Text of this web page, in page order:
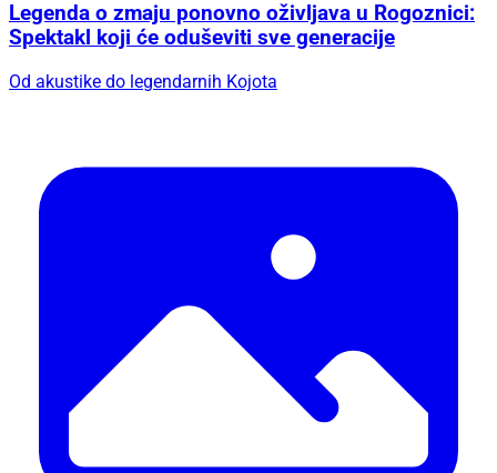
Legenda o zmaju ponovno oživljava u Rogoznici:
Spektakl koji će oduševiti sve generacije
Od akustike do legendarnih Kojota